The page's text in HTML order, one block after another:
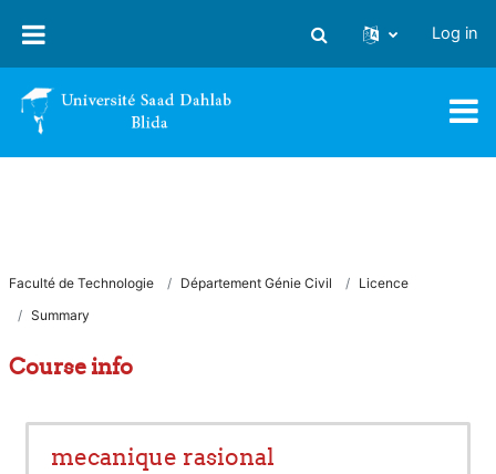
Toggle search input
Log in
Faculté de Technologie Département Génie Civil
Licence
Summary
Course info
mecanique rasional